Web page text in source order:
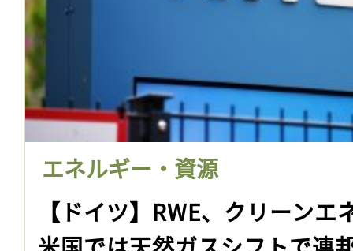
エネルギー・資源
【ドイツ】RWE、クリーン